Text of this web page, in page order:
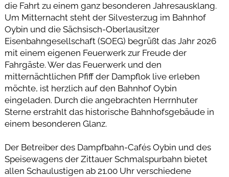
die Fahrt zu einem ganz besonderen Jahresausklang.
Um Mitternacht steht der Silvesterzug im Bahnhof
Oybin und die Sächsisch-Oberlausitzer
Eisenbahngesellschaft (SOEG) begrüßt das Jahr 2026
mit einem eigenen Feuerwerk zur Freude der
Fahrgäste. Wer das Feuerwerk und den
mitternächtlichen Pfiff der Dampflok live erleben
möchte, ist herzlich auf den Bahnhof Oybin
eingeladen. Durch die angebrachten Herrnhuter
Sterne erstrahlt das historische Bahnhofsgebäude in
einem besonderen Glanz.
Der Betreiber des Dampfbahn-Cafés Oybin und des
Speisewagens der Zittauer Schmalspurbahn bietet
allen Schaulustigen ab 21.00 Uhr verschiedene